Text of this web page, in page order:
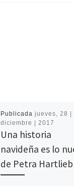
Publicada jueves, 28 |
diciembre | 2017
Una historia
navideña es lo
de Petra Hartlieb